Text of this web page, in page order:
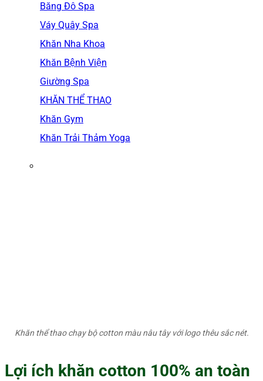
Băng Đô Spa
Váy Quây Spa
Khăn Nha Khoa
Khăn Bệnh Viện
Giường Spa
KHĂN THỂ THAO
Khăn Gym
Khăn Trải Thảm Yoga
Khăn thể thao chạy bộ cotton màu nâu tây với logo thêu sắc nét.
Lợi ích khăn cotton 100% an toàn